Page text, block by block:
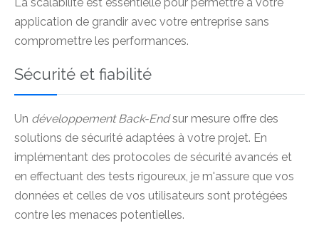
application de grandir avec votre entreprise sans
compromettre les performances.
Sécurité et fiabilité
Un développement Back-Endsur mesure offre des
solutions de sécurité adaptées à votre projet. En
implémentant des protocoles de sécurité avancés et
en effectuant des tests rigoureux, je m'assure que vos
données et celles de vos utilisateurs sont protégées
contre les menaces potentielles.